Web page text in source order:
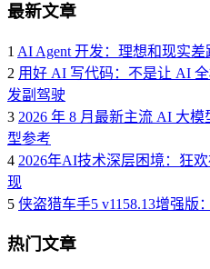
最新文章
1 AI Agent 开发：理想和现实
2 用好 AI 写代码：不是让 AI
发副驾驶
3 2026 年 8 月最新主流 AI 大
型参考
4 2026年AI技术深层困境：狂
现
5 侠盗猎车手5 v1158.13增强版
热门文章